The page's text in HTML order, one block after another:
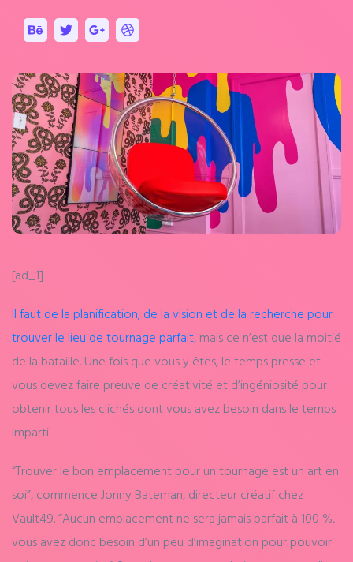
[ad_1]
Il faut de la planification, de la vision et de la recherche pour
trouver le lieu de tournage parfait, mais ce n’est que la moitié
de la bataille. Une fois que vous y êtes, le temps presse et
vous devez faire preuve de créativité et d’ingéniosité pour
obtenir tous les clichés dont vous avez besoin dans le temps
imparti.
“Trouver le bon emplacement pour un tournage est un art en
soi”, commence Jonny Bateman, directeur créatif chez
Vault49. “Aucun emplacement ne sera jamais parfait à 100 %,
vous avez donc besoin d’un peu d’imagination pour pouvoir